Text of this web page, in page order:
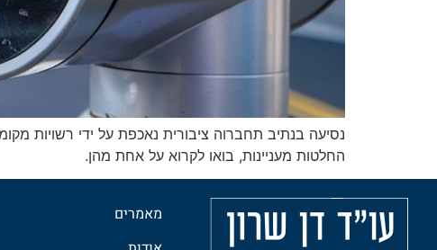
נסיעה בנתיב תחברוה ציבורית נאכפת על ידי רשויות
החלטות מעניינות, בואו לקרוא על אחת מהן.
מאמרים